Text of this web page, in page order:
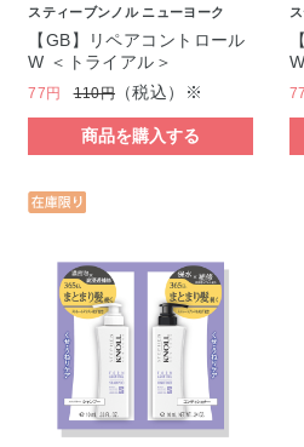
スティーブンノル ニューヨーク
【GB】リペアコントロール
W ＜トライアル＞
77円 110円 （税込）※
商品を購入する